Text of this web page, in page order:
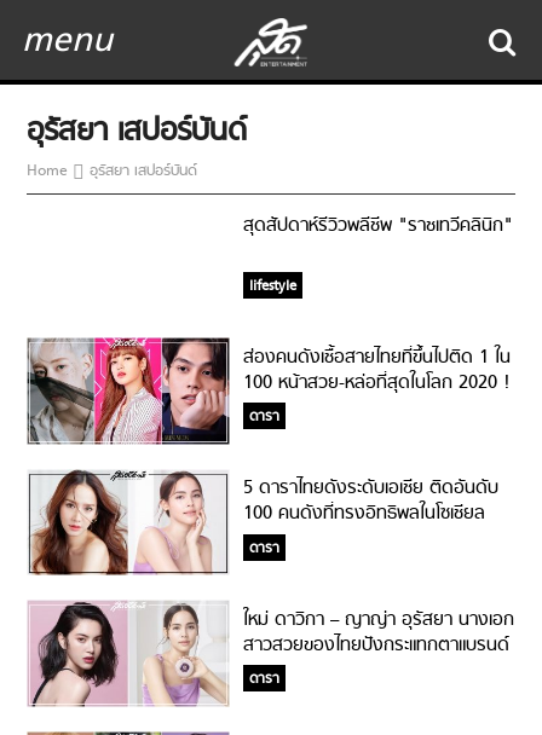
menu
อุรัสยา เสปอร์บันด์
Home อุรัสยา เสปอร์บันด์
สุดสัปดาห์รีวิวพลีชีพ "ราชเทวีคลินิก"
lifestyle
ส่องคนดังเชื้อสายไทยที่ขึ้นไปติด 1 ใน
100 หน้าสวย-หล่อที่สุดในโลก 2020 !
ดารา
5 ดาราไทยดังระดับเอเชีย ติดอันดับ
100 คนดังที่ทรงอิทธิพลในโซเชียล
จาก Forbes!
ดารา
ใหม่ ดาวิกา – ญาญ่า อุรัสยา นางเอก
สาวสวยของไทยปังกระแทกตาแบรนด์
เกาหลี!
ดารา